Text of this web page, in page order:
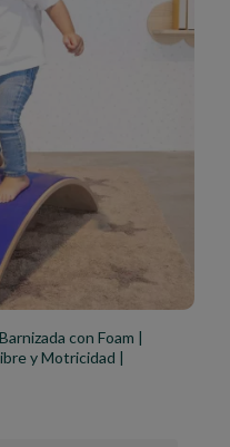
con Foam |
y Motricidad |